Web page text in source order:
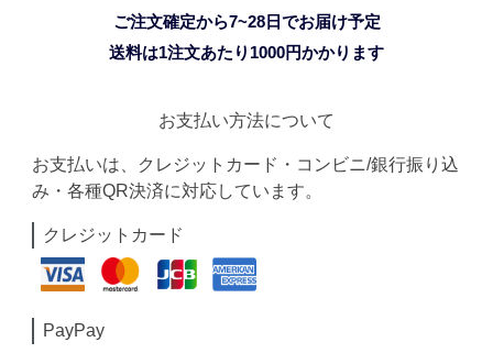
ご注文確定から7~28日でお届け予定
送料は1注文あたり 1000円かかります
お支払い方法について
お支払いは、クレジットカード・コンビニ/銀行振り込
み・各種QR決済に対応しています。
クレジットカード
PayPay